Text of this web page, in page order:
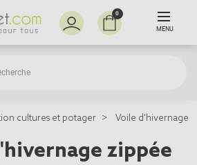
0
MENU
cultures et potager Voile d'hivernage
zippée